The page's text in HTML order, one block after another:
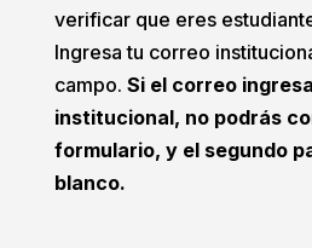
verificar que eres
Ingresa tu correo
campo. Si el correo
institucional, no podrás
formulario, y el segundo
blanco.